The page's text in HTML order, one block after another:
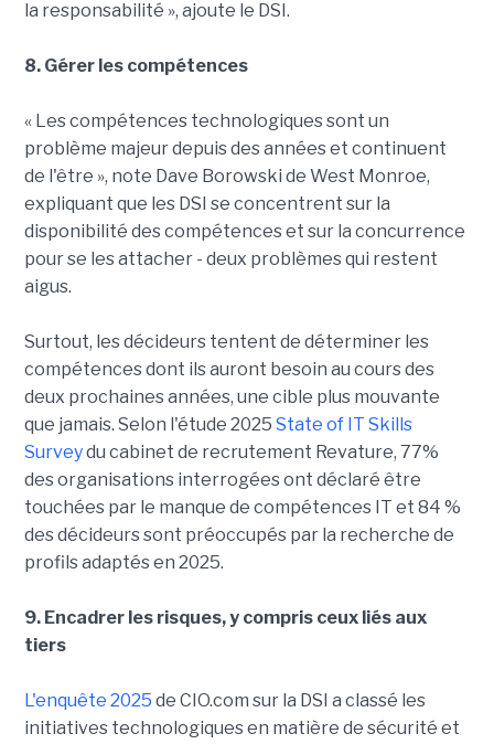
la responsabilité », ajoute le DSI.
8. Gérer les compétences
« Les compétences technologiques sont un
problème majeur depuis des années et continuent
de l'être », note Dave Borowski de West Monroe,
expliquant que les DSI se concentrent sur la
disponibilité des compétences et sur la concurrence
pour se les attacher - deux problèmes qui restent
aigus.
Surtout, les décideurs tentent de déterminer les
compétences dont ils auront besoin au cours des
deux prochaines années, une cible plus mouvante
que jamais. Selon l'étude 2025 State of IT Skills
Surveydu cabinet de recrutement Revature, 77%
des organisations interrogées ont déclaré être
touchées par le manque de compétences IT et 84 %
des décideurs sont préoccupés par la recherche de
profils adaptés en 2025.
9. Encadrer les risques, y compris ceux liés aux
tiers
L'enquête 2025 de CIO.com sur la DSI a classé les
initiatives technologiques en matière de sécurité et